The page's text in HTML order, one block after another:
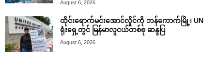
August 6, 2026
ထိုင်းရောက်မင်းအောင်လှိုင်ကို ဘန်ကောက်မြို့၊ UN
ရုံးရှေ့တွင် မြန်မာလူငယ်တစ်စု ဆန္ဒပြ
August 6, 2026